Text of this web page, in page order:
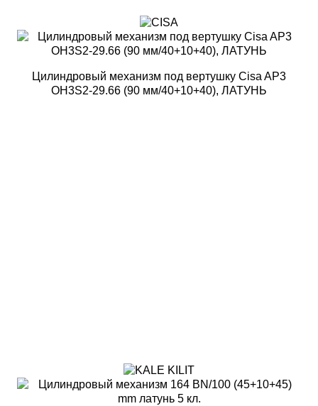
Цилиндровый механизм под вертушку Cisa AP3
OH3S2-29.66 (90 мм/40+10+40), ЛАТУНЬ